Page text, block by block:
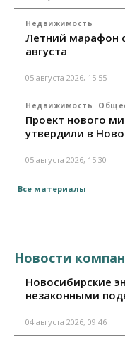
Недвижимость
Летний марафон
августа
05 августа 2026, 15:55
Недвижимость
Проект нового
утвердили в
05 августа 2026, 15:30
Все материалы
Новости
Новосибирские
незаконными
04 августа 2026, 09:46